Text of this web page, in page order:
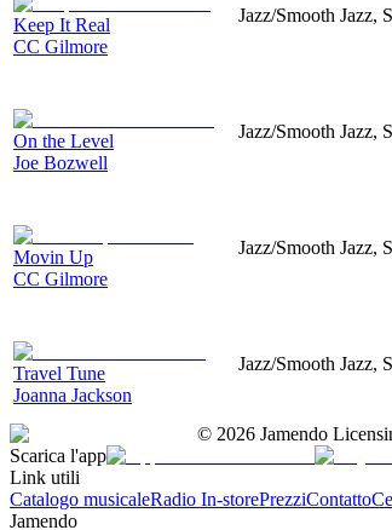
Keep It Real
CC Gilmore
Jazz/Smooth Jazz,
On the Level
Joe Bozwell
Jazz/Smooth Jazz,
Movin Up
CC Gilmore
Jazz/Smooth Jazz,
Travel Tune
Joanna Jackson
Jazz/Smooth Jazz,
© 2026 Jamendo
Scarica l'app
Link utili
Catalogo musicaleRadio In-storePrezziContatto
Jamendo